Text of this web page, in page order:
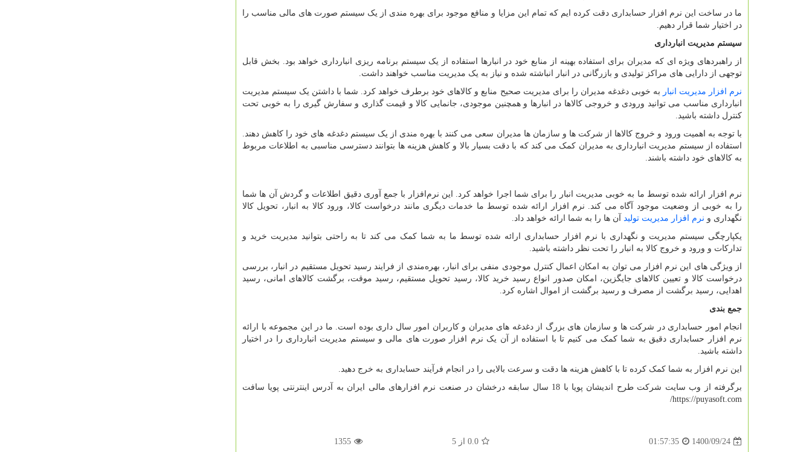
ما در ساخت این نرم افزار حسابداری دقت کرده ایم که تمام این مزایا و منافع موجود برای بهره مندی از یک سیستم صورت های مالی مناسب را
در اختیار شما قرار دهیم.
سیستم مدیریت انبارداری
از راهبردهای ویژه‌ ای که مدیران برای استفاده بهینه از منابع خود در انبارها استفاده از یک سیستم برنامه ریزی انبارداری خواهد بود. بخش قابل
توجهی از دارایی های مراکز تولیدی و بازرگانی در انبار انباشته شده و نیاز به یک مدیریت مناسب خواهند داشت.
نرم افزار مدیریت انبار به خوبی دغدغه مدیران را برای مدیریت صحیح منابع و کالاهای خود برطرف خواهد کرد. شما با داشتن یک سیستم مدیریت
انبارداری مناسب می توانید ورودی و خروجی کالاها در انبارها و همچنین موجودی، جانمایی کالا و قیمت گذاری و سفارش گیری را به خوبی تحت
کنترل داشته باشید.
با توجه به اهمیت ورود و خروج کالاها از شرکت ها و سازمان ها مدیران سعی می کنند با بهره مندی از یک سیستم دغدغه های خود را کاهش دهند.
استفاده از سیستم مدیریت انبارداری به مدیران کمک می‌ کند که با دقت بسیار بالا و کاهش هزینه ها بتوانند دسترسی مناسبی به اطلاعات مربوط
به کالاهای خود داشته باشند.
نرم افزار ارائه شده توسط ما به خوبی مدیریت انبار را برای شما اجرا خواهد کرد. این نرم‌افزار با جمع ‌آوری دقیق اطلاعات و گردش آن ها شما
را به خوبی از وضعیت موجود آگاه می ‌کند. نرم افزار ارائه شده توسط ما خدمات دیگری مانند درخواست کالا، ورود کالا به انبار، تحویل کالا
نگهداری و نرم افزار مدیریت تولید آن ها را به شما ارائه خواهد داد.
یکپارچگی سیستم مدیریت و نگهداری با نرم افزار حسابداری ارائه شده توسط ما به شما کمک می کند تا به راحتی بتوانید مدیریت خرید و
تدارکات و ورود و خروج کالا به انبار را تحت نظر داشته باشید.
از ویژگی های این نرم افزار می توان به امکان اعمال کنترل موجودی منفی برای انبار، بهره‌مندی از فرایند رسید تحویل مستقیم در انبار، بررسی
درخواست کالا و تعیین کالاهای جایگزین، امکان صدور انواع رسید خرید کالا، رسید تحویل مستقیم، رسید موقت، برگشت کالاهای امانی، رسید
اهدایی، رسید برگشت از مصرف و رسید برگشت از اموال اشاره کرد.
جمع بندی
انجام امور حسابداری در شرکت ها و سازمان های بزرگ از دغدغه های مدیران و کاربران امور سال داری بوده است. ما در این مجموعه با ارائه
نرم افزار حسابداری دقیق به شما کمک می کنیم تا با استفاده از آن یک نرم افزار صورت های مالی و سیستم مدیریت انبارداری را در اختیار
داشته باشید.
این نرم افزار به شما کمک کرده تا با کاهش هزینه ها دقت و سرعت بالایی را در انجام فرآیند حسابداری به خرج دهید.
برگرفته از وب سایت شرکت طرح اندیشان پویا با 18 سال سابقه درخشان در صنعت نرم افزارهای مالی ایران به آدرس اینترنتی پویا سافت
https://puyasoft.com
/
1400/09/24
01:57:35
0.0 از5
1355